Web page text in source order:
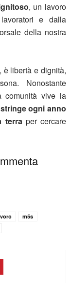
, un lavoro
e dalla
della nostra
è libertà e dignità,
Nonostante
comunità vive la
ogni anno
terraper cercare
m5s